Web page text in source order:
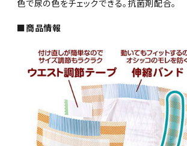
色で尿の色をチェックできる。抗菌剤配合。
■商品情報